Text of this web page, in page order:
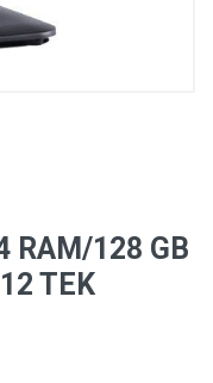
RAM/128 GB
TEK